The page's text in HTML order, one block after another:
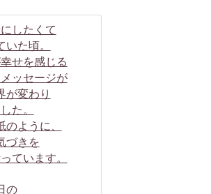
したくて
いた頃。
せを感じる
ッセージが
が変わり
た。
のように、
づきを
ています。
の